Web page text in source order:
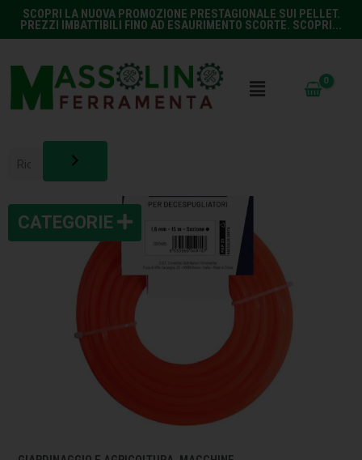
SCOPRI LA NUOVA PROMOZIONE PRESTAGIONALE SUI PELLET.
PREZZI IMBATTIBILI FINO AD ESAURIMENTO SCORTE. SCOPRI...